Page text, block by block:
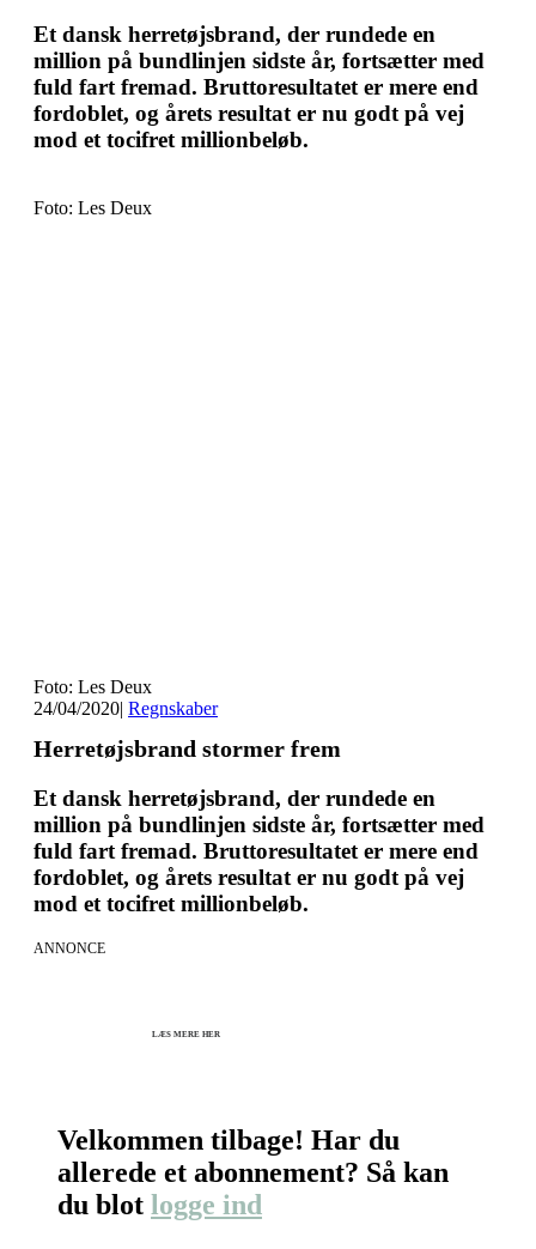
Et dansk herretøjsbrand, der rundede en
million på bundlinjen sidste år, fortsætter med
fuld fart fremad. Bruttoresultatet er mere end
fordoblet, og årets resultat er nu godt på vej
mod et tocifret millionbeløb.
Foto: Les Deux
Foto: Les Deux
24/04/2020| Regnskaber
Herretøjsbrand stormer frem
Et dansk herretøjsbrand, der rundede en
million på bundlinjen sidste år, fortsætter med
fuld fart fremad. Bruttoresultatet er mere end
fordoblet, og årets resultat er nu godt på vej
mod et tocifret millionbeløb.
ANNONCE
LÆS MERE HER
Velkommen tilbage! Har du
allerede et abonnement? Så kan
du blot logge ind